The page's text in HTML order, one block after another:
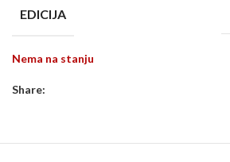
EDICIJA
Nema na stanju
Share: